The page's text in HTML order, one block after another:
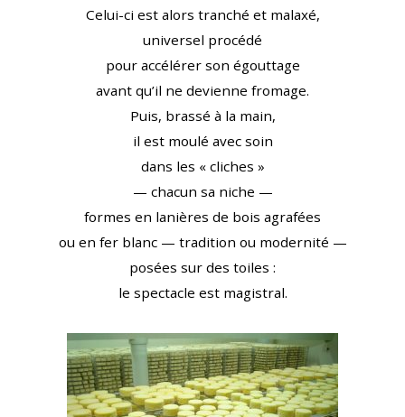
Celui-ci est alors tranché et malaxé,
universel procédé
pour accélérer son égouttage
avant qu’il ne devienne fromage.
Puis, brassé à la main,
il est moulé avec soin
dans les « cliches »
— chacun sa niche —
formes en lanières de bois agrafées
ou en fer blanc — tradition ou modernité —
posées sur des toiles :
le spectacle est magistral.